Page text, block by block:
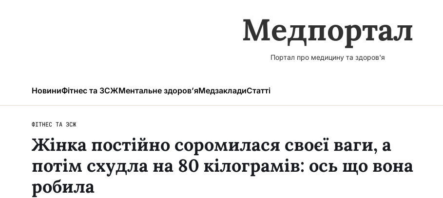
Медпортал
Портал про медицину та здоров'я
НовиниФітнес та ЗСЖМентальне здоров’яМедзакладиСтатті
ФІТНЕС ТА ЗСЖ
Жінка постійно соромилася своєї ваги, а
потім схудла на 80 кілограмів: ось що вона
робила